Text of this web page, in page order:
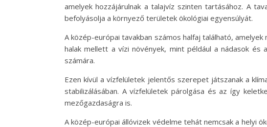
amelyek hozzájárulnak a talajvíz szinten tartásához. A
befolyásolja a környező területek ökológiai egyensúlyát.
A közép-európai tavakban számos halfaj található,
halak mellett a vízi növények, mint például a nádasok
számára.
Ezen kívül a vízfelületek jelentős szerepet játszanak a
stabilizálásában. A vízfelületek párolgása és az így
mezőgazdaságra is.
A közép-európai állóvizek védelme tehát nemcsak a helyi